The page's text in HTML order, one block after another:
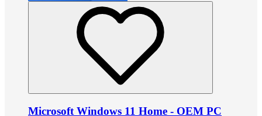
Microsoft Windows 11 Home - OEM PC